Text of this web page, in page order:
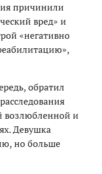
причинили
вред» и
«негативно
обратил
возлюбленной и
Девушка
но больше